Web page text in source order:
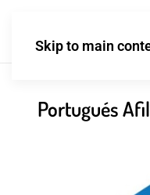
Skip to main
Portugués